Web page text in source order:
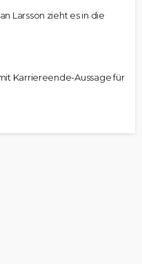
Larsson zieht es in die
Karriereende-Aussage für